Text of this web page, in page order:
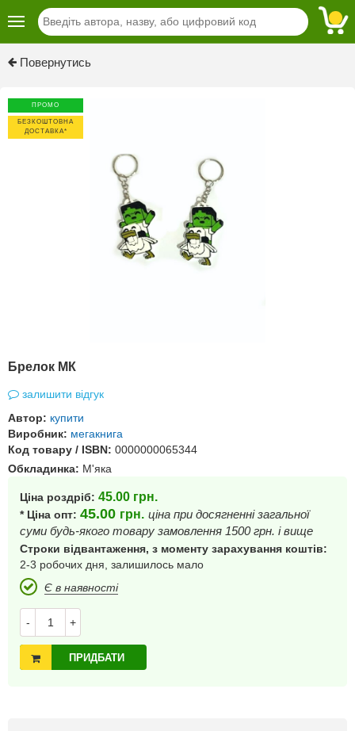
Повернутись
ПРОМО
БЕЗКОШТОВНА
ДОСТАВКА*
Брелок MК
залишити відгук
Автор: купити
Виробник: мегакнига
Код товару / ISBN: 0000000065344
Обкладинка: М'яка
Ціна роздріб: 45.00 грн.
* Ціна опт: 45.00 грн. ціна при досягненні загальної
суми будь-якого товару замовлення 1500 грн. і вище
Строки відвантаження, з моменту зарахування коштів:
2-3 робочих дня, залишилось мало
Є в наявності
- +
ПРИДБАТИ